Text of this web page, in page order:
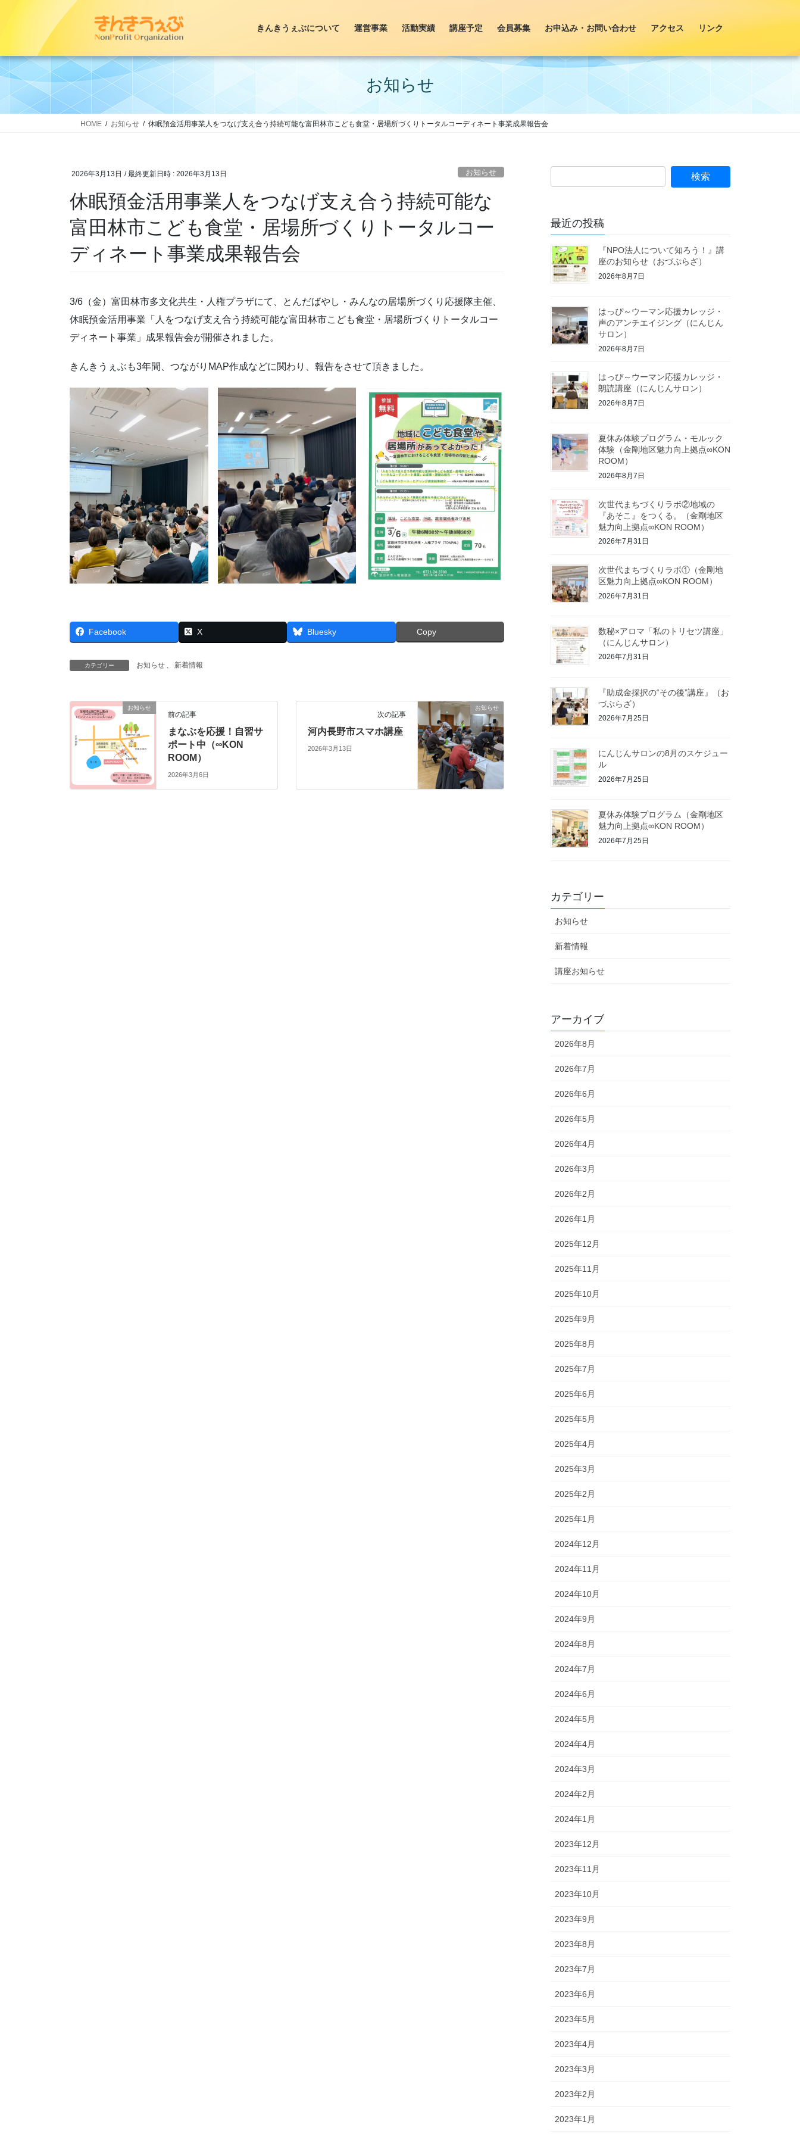
ツ
へ
シ
ョ
きんきうぇぶについて 運営事業 活動実績 講座予定 会員募集 お申込み・お問い合わせ アクセス リンク
お知らせ
HOME お知らせ 休眠預金活用事業人をつなげ支え合う持続可能な富田林市こども食堂・居場所づくりトータルコーディネート事業成果報告会
2026年3月13日 / 最終更新日時 : 2026年3月13日 お知らせ
休眠預金活用事業人をつなげ支え合う持続可能な
富田林市こども食堂・居場所づくりトータルコー
ディネート事業成果報告会
3/6（金）富田林市多文化共生・人権プラザにて、とんだばやし・みんなの居場所づくり応援隊主催、
休眠預金活用事業「人をつなげ支え合う持続可能な富田林市こども食堂・居場所づくりトータルコー
ディネート事業」成果報告会が開催されました。
きんきうぇぶも3年間、つながりMAP作成などに関わり、報告をさせて頂きました。
Facebook X Bluesky Copy
カテゴリー お知らせ 新着情報
お知らせ
前の記事
まなぶを応援！自習サ
ポート中（∞KON
ROOM）
2026年3月6日
お知らせ
次の記事
河内長野市スマホ講座
2026年3月13日
最近の投稿
『NPO法人について知ろう！』講
座のお知らせ（おづぷらざ）
2026年8月7日
はっぴ～ウーマン応援カレッジ・
声のアンチエイジング（にんじん
サロン）
2026年8月7日
はっぴ～ウーマン応援カレッジ・
朗読講座（にんじんサロン）
2026年8月7日
夏休み体験プログラム・モルック
体験（金剛地区魅力向上拠点∞KON
ROOM）
2026年8月7日
次世代まちづくりラボ②地域の
『あそこ』をつくる。（金剛地区
魅力向上拠点∞KON ROOM）
2026年7月31日
次世代まちづくりラボ①（金剛地
区魅力向上拠点∞KON ROOM）
2026年7月31日
数秘×アロマ「私のトリセツ講座」
（にんじんサロン）
2026年7月31日
『助成金採択の“その後”講座』（お
づぷらざ）
2026年7月25日
にんじんサロンの8月のスケジュー
ル
2026年7月25日
夏休み体験プログラム（金剛地区
魅力向上拠点∞KON ROOM）
2026年7月25日
カテゴリー
お知らせ
新着情報
講座お知らせ
アーカイブ
2026年8月
2026年7月
2026年6月
2026年5月
2026年4月
2026年3月
2026年2月
2026年1月
2025年12月
2025年11月
2025年10月
2025年9月
2025年8月
2025年7月
2025年6月
2025年5月
2025年4月
2025年3月
2025年2月
2025年1月
2024年12月
2024年11月
2024年10月
2024年9月
2024年8月
2024年7月
2024年6月
2024年5月
2024年4月
2024年3月
2024年2月
2024年1月
2023年12月
2023年11月
2023年10月
2023年9月
2023年8月
2023年7月
2023年6月
2023年5月
2023年4月
2023年3月
2023年2月
2023年1月